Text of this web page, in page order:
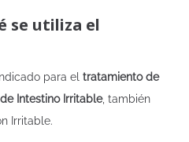
se utiliza el
para el tratamiento de
Intestino Irritable, también
Irritable.